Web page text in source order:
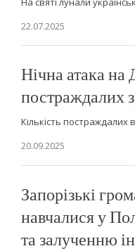
22.07.2025
Нічна атака на
постраждалих
Кількість постраждалих
20.09.2025
Запорізькі
навчалися у
та залученню